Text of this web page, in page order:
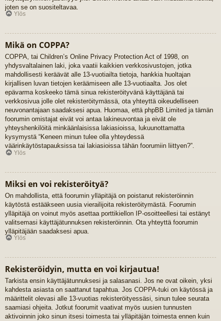
joten se on suositeltavaa.
Ylös
Mikä on COPPA?
COPPA, tai Children’s Online Privacy Protection Act of 1998, on
yhdysvaltalainen laki, joka vaatii kaikkien verkkosivustojen, jotka
mahdollisesti keräävät alle 13-vuotiailta tietoja, hankkia huoltajan
kirjallisen luvan tietojen keräämiseen alle 13-vuotiaalta. Jos olet
epävarma koskeeko tämä sinua rekisteröityvänä käyttäjänä tai
verkkosivua jolle olet rekisteröitymässä, ota yhteyttä oikeudelliseen
neuvonantajaan saadaksesi apua. Huomaa, että phpBB Limited ja tämän
foorumin omistajat eivät voi antaa lakineuvontaa ja eivät ole
yhteyshenkilöitä minkäänlaisissa lakiasioissa, lukuunottamatta
kysymystä “Keneen minun tulee olla yhteydessä
väärinkäytöstapauksissa tai lakiasioissa tähän foorumiin liittyen?”.
Ylös
Miksi en voi rekisteröityä?
On mahdollista, että foorumin ylläpitäjä on poistanut rekisteröinnin
käytöstä estääkseen uusia vierailijoita rekisteröitymästä. Foorumin
ylläpitäjä on voinut myös asettaa porttikiellon IP-osoitteellesi tai estänyt
valitsemasi käyttäjätunnuksen rekisteröinnin. Ota yhteyttä foorumin
ylläpitäjään saadaksesi apua.
Ylös
Rekisteröidyin, mutta en voi kirjautua!
Tarkista ensin käyttäjätunnuksesi ja salasanasi. Jos ne ovat oikein, yksi
kahdesta asiasta on saattanut tapahtua. Jos COPPA-tuki on käytössä ja
määrittelit olevasi alle 13-vuotias rekisteröityessäsi, sinun tulee seurata
saamiasi ohjeita. Jotkut foorumit vaativat myös uusien tunnusten
aktivoinnin joko sinun itsesi toimesta tai ylläpitäjän toimesta ennen kuin